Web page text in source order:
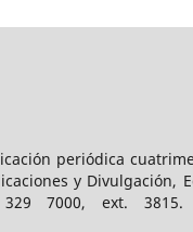
periódica
y Divulgación,
329 7000, ext.